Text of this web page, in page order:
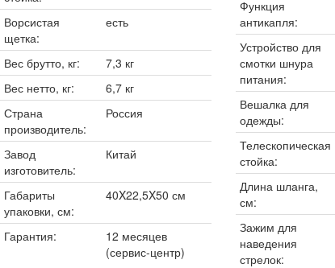
Ворсистая
щетка:
есть
Вес брутто, кг:
7,3 кг
Вес нетто, кг:
6,7 кг
Страна
производитель:
Россия
Завод
изготовитель:
Китай
Габариты
упаковки, см:
40X22,5X50 см
Гарантия:
12 месяцев
(сервис-центр)
Функция
антикапля:
Устройство для
смотки шнура
питания:
Вешалка для
одежды:
Телескопическая
стойка:
Длина шланга,
см:
Зажим для
наведения
стрелок: